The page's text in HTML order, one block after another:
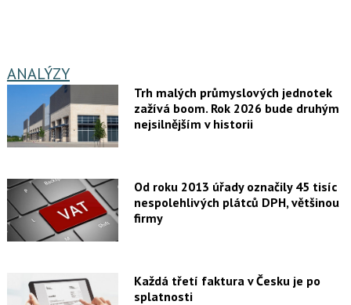
ANALÝZY
Trh malých průmyslových jednotek
zažívá boom. Rok 2026 bude druhým
nejsilnějším v historii
Od roku 2013 úřady označily 45 tisíc
nespolehlivých plátců DPH, většinou
firmy
Každá třetí faktura v Česku je po
splatnosti